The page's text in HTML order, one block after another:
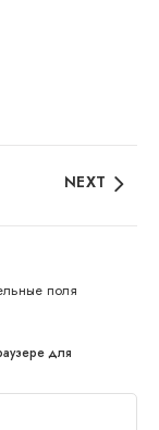
NEXT
поля
для